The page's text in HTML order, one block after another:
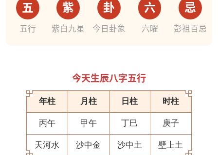
五
五行
紫
紫白九星
卦
今日卦象
六
六曜
忌
彭祖百忌
今天生辰八字五行
年柱 月柱 日柱 时柱
丙午 甲午 丁巳 庚子
天河水 沙中金 沙中土 壁上土